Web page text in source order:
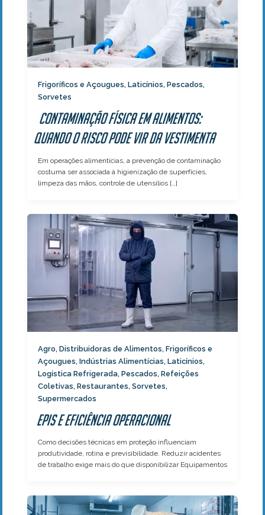
Frigoríficos e Açougues, Laticínios, Pescados,
Sorvetes
Contaminação física em alimentos:
quando o risco pode vir da vestimenta
Em operações alimentícias, a prevenção de contaminação
costuma ser associada à higienização de superfícies,
limpeza das mãos, controle de utensílios […]
Agro, Distribuidoras de Alimentos, Frigoríficos e
Açougues, Indústrias Alimentícias, Laticínios,
Logística Refrigerada, Pescados, Refeições
Coletivas, Restaurantes, Sorvetes,
Supermercados
EPIs e Eficiência Operacional
Como decisões técnicas em proteção influenciam
produtividade, rotina e previsibilidade. Reduzir acidentes
de trabalho exige mais do que disponibilizar Equipamentos